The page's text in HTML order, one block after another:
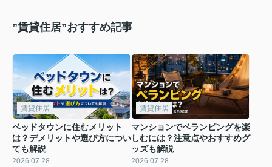
”賃貸住居”おすすめ記事
賃貸住居
ベッドタウンに住むメリット
は？デメリットや選び方につい
ても解説
2026.07.28
賃貸住居
マンションでベランピングを楽
しむには？注意点やおすすめグ
ッズも解説
2026.07.28